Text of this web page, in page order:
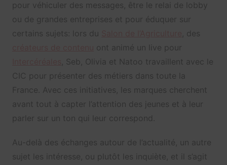
pour véhiculer des messages, être le relai de lobby
ou de grandes entreprises et pour éduquer sur
certains sujets: lors du
, des
ont animé un live pour
, Seb, Olivia et Natoo travaillent avec le
CIC pour présenter des métiers dans toute la
France. Avec ces initiatives, les marques cherchent
avant tout à capter l’attention des jeunes et à leur
parler sur un ton qui leur correspond.
Au-delà des échanges autour de l’actualité, un autre
sujet les intéresse, ou plutôt les inquiète, et il s’agit